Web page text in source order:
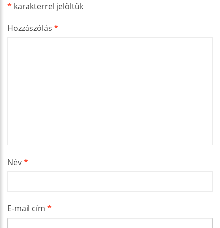
* karakterrel jelöltük
Hozzászólás *
Név*
E-mail cím *